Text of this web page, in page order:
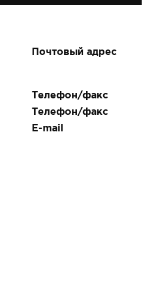
Почтовый адрес
Телефон/факс
Телефон/факс
E-mail